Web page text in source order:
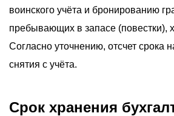
воинского учёта и бронированию
пребывающих в запасе (повестки),
Согласно уточнению, отсчет срока
снятия с учёта.
Срок хранения